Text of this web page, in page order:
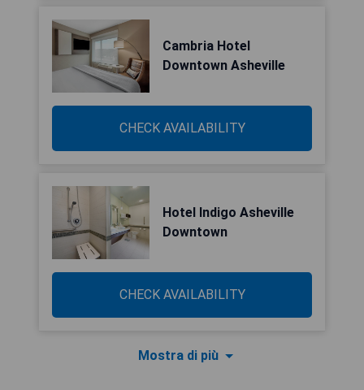
Cambria Hotel
Downtown Asheville
CHECK AVAILABILITY
Hotel Indigo Asheville
Downtown
CHECK AVAILABILITY
Mostra di più